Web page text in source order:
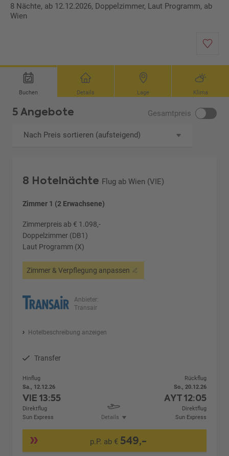
8 Nächte, ab 12.12.2026, Doppelzimmer, Laut Programm, ab
Wien
Buchen Details Lage Klima
5 Angebote Gesamtpreis
Nach Preis sortieren (aufsteigend)
8 Hotelnächte Flug ab Wien (VIE)
Zimmer 1 (2 Erwachsene)
Zimmerpreis ab € 1.098,-
Doppelzimmer (DB1)
Laut Programm (X)
Zimmer & Verpflegung anpassen
Anbieter:
Transair
Hotelbeschreibung anzeigen
Transfer
Hinflug
Sa., 12.12.26
VIE13:55
Direktflug
Sun Express
Details
Rückflug
So., 20.12.26
AYT12:05
Direktflug
Sun Express
p.P. ab € 549,-